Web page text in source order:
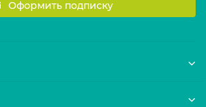
Оформить подписку